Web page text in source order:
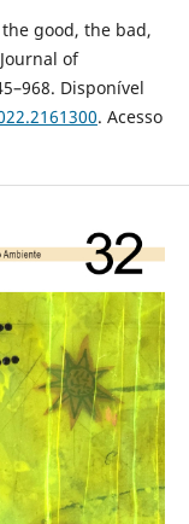
the good, the bad,
of
Disponível
. Acesso